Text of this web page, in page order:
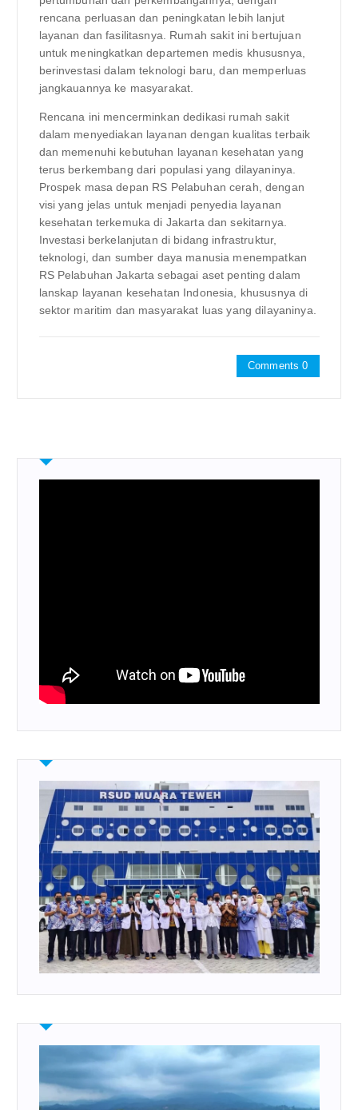
rencana perluasan dan peningkatan lebih lanjut
layanan dan fasilitasnya. Rumah sakit ini bertujuan
untuk meningkatkan departemen medis khususnya,
berinvestasi dalam teknologi baru, dan memperluas
jangkauannya ke masyarakat.
Rencana ini mencerminkan dedikasi rumah sakit
dalam menyediakan layanan dengan kualitas terbaik
dan memenuhi kebutuhan layanan kesehatan yang
terus berkembang dari populasi yang dilayaninya.
Prospek masa depan RS Pelabuhan cerah, dengan
visi yang jelas untuk menjadi penyedia layanan
kesehatan terkemuka di Jakarta dan sekitarnya.
Investasi berkelanjutan di bidang infrastruktur,
teknologi, dan sumber daya manusia menempatkan
RS Pelabuhan Jakarta sebagai aset penting dalam
lanskap layanan kesehatan Indonesia, khususnya di
sektor maritim dan masyarakat luas yang dilayaninya.
Comments 0